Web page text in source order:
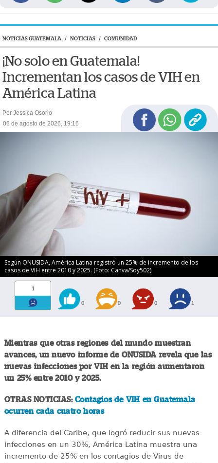
NOTICIAS GUATEMALA / NOTICIAS / COMUNIDAD
¡No solo en Guatemala!
Incrementan los casos de VIH en
América Latina
Por Jessica Osorio
06 de agosto de 2026, 19:16
Según ONUSIDA, América Latina registró un 25% de incremento de los
casos de VIH entre 2010 y 2025. (Foto: Canva/Soy502)
1
0 0 0 1
Mientras que otras regiones del mundo muestran
avances, un nuevo informe de ONUSIDA revela que las
nuevas infecciones por VIH en la región aumentaron
un 25% entre 2010 y 2025.
OTRAS NOTICIAS: Contagios de VIH en Guatemala
ocurren cada cuatro horas
A diferencia del Caribe, que logró reducir sus nuevas
infecciones en un 30%, América Latina muestra una
incremento de 25% en los contagios de Virus de